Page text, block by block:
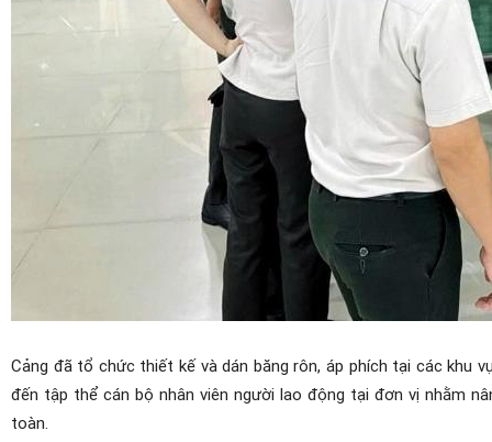
Cảng đã tổ chức thiết kế và dán băng rôn, áp phích tại các khu
đến tập thể cán bộ nhân viên người lao động tại đơn vị nhằm
toàn.